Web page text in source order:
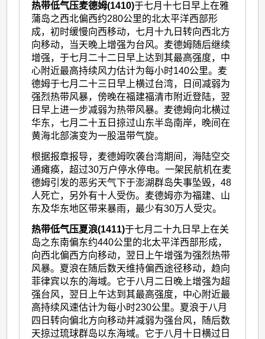
热带低气压麦德姆(1410)于七月十七日早上在雅
蒲岛之西北偏西约280公里的北太平洋西部形
成，初时缓慢向西移动，七月十九日转向西北方
向移动，当天晚上增强为台风。麦德姆随后继续
增强，于七月二十二日早上达到其最高强度，中
心附近最高持续风力估计为每小时140公里。麦
德姆于七月二十三日早上横过台湾，日间减弱为
强烈热带风暴，傍晚在福建福清市附近登陆，翌
日早上进一步减弱为热带风暴。麦德姆向北横过
华东，七月二十五日掠过山东半岛南岸，晚间在
黄海北部演变为一股温带气旋。
根据报章报导，麦德姆吹袭台湾期间，海陆空交
通瘫痪，超过30万户停水停电。一架民航机在麦
德姆引发的恶劣天气下于澎湖群岛失事坠毁，48
人死亡，另外有十人受伤。麦德姆亦为福建、山
东及华东地区带来暴雨，最少有30万人受灾。
热带低气压夏浪(1411)于七月二十九日早上在关
岛之东南偏东约440公里的北太平洋西部形成，
向西北偏西方向移动，翌日上午增强为强烈热带
风暴。夏浪在随后数天维持偏西途径移动，趋向
菲律宾以东的海域。它于八月二日晚上增强为超
强台风，翌日上午达到其最高强度，中心附近最
高持续风速估计为每小时230公里。夏浪于八月
四日转向偏北方向移动并减弱为强台风，随后数
天掠过琉球群岛以东海域。它于八月十日横过日